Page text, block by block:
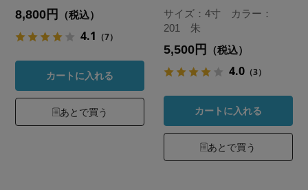
8,800円 （税込）
4.1 （7）
カートに入れる
あとで買う
サイズ：4寸 カラー：
201 朱
5,500円 （税込）
4.0 （3）
カートに入れる
あとで買う